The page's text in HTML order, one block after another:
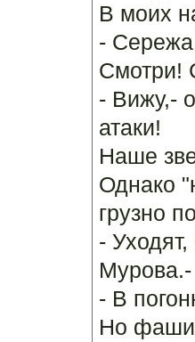
В моих
-
Смотри!
- Вижу,-
атаки!
Наше
Однако
грузно
-
Мурова.-
- В
Но